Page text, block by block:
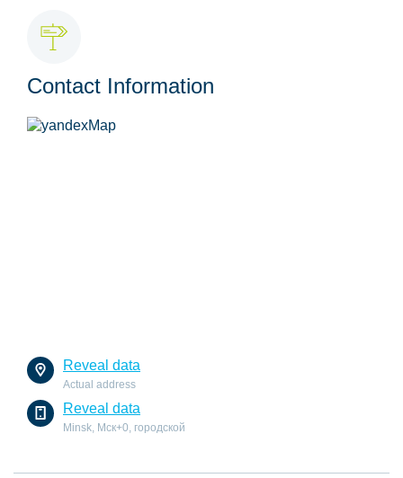
Contact Information
Reveal data
Actual address
Reveal data
Minsk, Мск+0, городской